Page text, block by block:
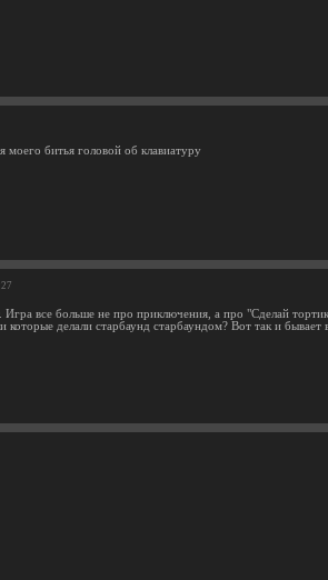
моего битья головой об клавиатуру
Игра все больше не про приключения, а про "Сделай
делали старбаунд старбаундом? Вот так и бывает